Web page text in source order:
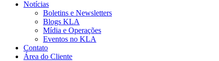
Notícias
Boletins e Newsletters
Blogs KLA
Mídia e Operações
Eventos no KLA
Contato
Área do Cliente